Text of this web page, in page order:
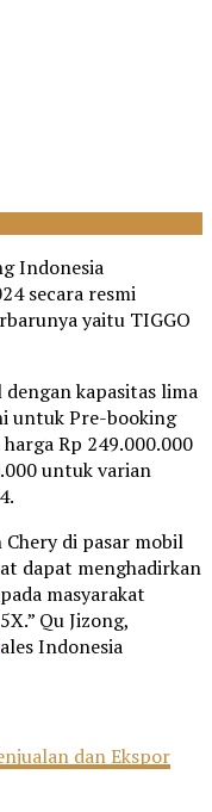
Indonesia
secara resmi
yaitu TIGGO
kapasitas lima
untuk Pre-booking
Rp 249.000.000
untuk varian
di pasar mobil
dapat menghadirkan
masyarakat
Qu Jizong,
Indonesia
dan Ekspor